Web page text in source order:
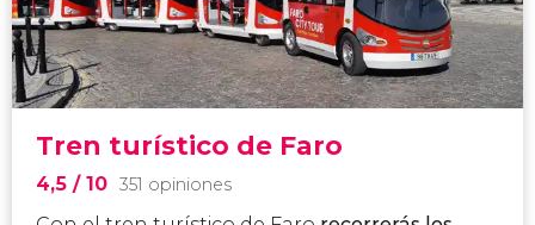
Tren turístico de Faro
4,5 / 10 351 opiniones